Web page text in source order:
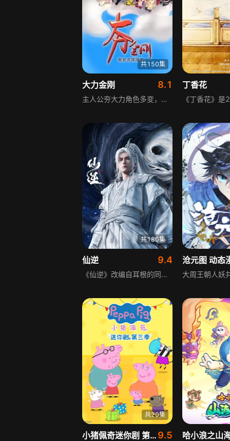
共150集
大力金刚 8.1
主人公夯大力角色多变，他是卵蛋国的王子，也是苦苦追求女神的屌丝，亦或是无所不能的武林高手，在源于生活或者高于生活的场合里，发生着一个个啼笑皆非、令人捧腹的故事，以轻松搞笑的风格展现多样的人生片段，充满趣味与笑点。
丁香花
共180集
仙逆 9.4
《仙逆》改编自耳根的同名小说，讲述乡村平凡少年王林以心中执念为动力，踏上逆仙修行之路的故事。他所求不仅是长生，更要摆脱蝼蚁般的卑微命运，坚信道在人为，以平庸资质踏入修真仙途，历经坎坷风雨，凭借聪睿心智逐步突破困境，一步步走向巅峰，最终凭一己之力扬名修真界，是一部充满励志色彩的修真题材动画。
沧元图 动态
共20集
小猪佩奇迷你剧 第3季 9.5 哈小浪之山